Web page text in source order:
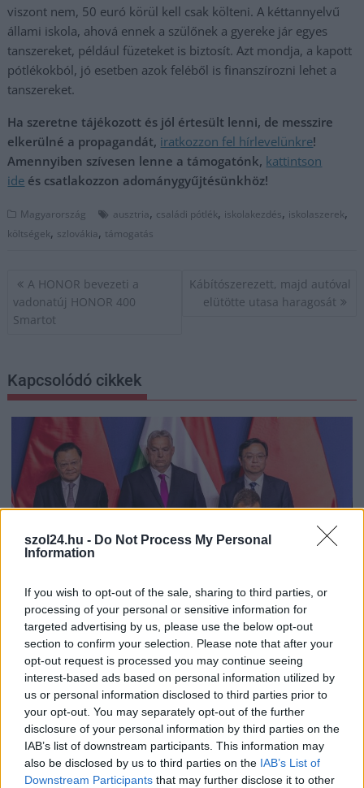
szol24.hu - Do Not Process My Personal
Information
If you wish to opt-out of the sale, sharing to third parties, or
processing of your personal or sensitive information for
targeted advertising by us, please use the below opt-out
section to confirm your selection. Please note that after your
opt-out request is processed you may continue seeing
interest-based ads based on personal information utilized by
us or personal information disclosed to third parties prior to
your opt-out. You may separately opt-out of the further
disclosure of your personal information by third parties on the
IAB’s list of downstream participants. This information may
also be disclosed by us to third parties on the IAB’s List of
Downstream Participants that may further disclose it to other
viszont nem, 50 euró körül kell csak költeni. A kéttannyelvű
állami iskola, ahová ennek a szülőnek a gyereke jár egyes
tanszereket, például füzeteket is biztosít. Azt mondja, a kapott
pótlékokból, jó esetben azok feléből is finanszírozni lehet a
tanszereket.
Ha szeretne tájékozott és jól értesült lenni, de messzire
elkerülné a propagandát, iratkozzon fel hírlevelünkre!
Amennyiben szívesen lenne a támogatónk, kattintson
ide és csatlakozzon adománygyűjtésünkhöz!
Magyarország ausztria, családi pótlék, iskolakezdés, iskolaszerek,
költségek, szlovákia, támogatás
Bejegyzés
navigáció
A HONOR bevezeti a
vadonatúj HONOR 400
Smartot
Kábítószerezett, majd autóval
elütötte utasa haragosát
Kapcsolódó cikkek
2026.08.08. Kiss Lajos
Már magasabb szinten is nyomoznak Szijjártó
büntetőügyében, vesztegetés miatt 3 év letöltendőt
kaphat és ez csak az egyik botrány
Már nincs mentelmi joga, mivel kiugrott a Fidesz-frakcióból
és visszaadta mandátumát is, hogy cserébe az általa...
Magyarország